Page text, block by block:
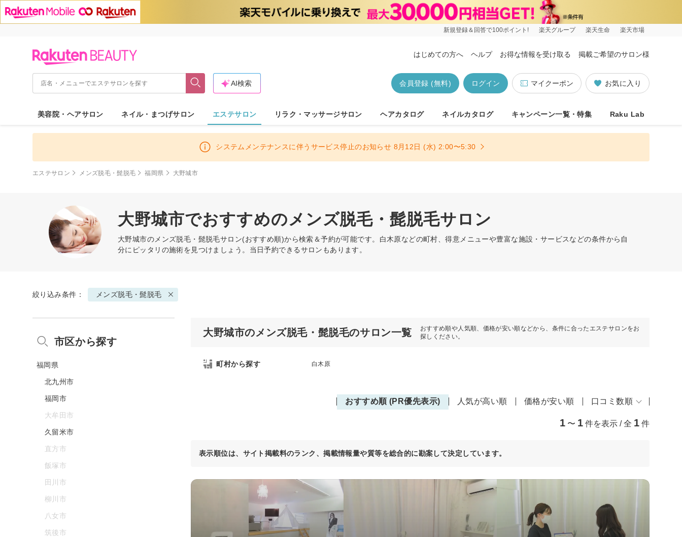
新規登録＆回答で100ポイント! 楽天グループ 楽天生命 楽天市場
はじめての方へ ヘルプ お得な情報を受け取る 掲載ご希望のサロン様
お気に入り
マイクーポン
ログイン
会員登録 (無料)
AI検索
美容院・ヘアサロン ネイル・まつげサロン エステサロン リラク・マッサージサロン ヘアカタログ ネイルカタログ キャンペーン一覧・特集 Raku Lab
システムメンテナンスに伴うサービス停止のお知らせ 8月12日 (水) 2:00〜5:30
エステサロン メンズ脱毛・髭脱毛 福岡県 大野城市
大野城市でおすすめのメンズ脱毛・髭脱毛サロン
大野城市の メンズ脱毛・髭脱毛サロン(おすすめ順)から検索＆予約が可能です。白木原などの町村、得意メニューや豊富な施設・サービスなどの条件から自
分にピッタリの施術を見つけましょう。当日予約できるサロンもあります。
絞り込み条件： メンズ脱毛・髭脱毛
大野城市のメンズ脱毛・髭脱毛のサロン一覧
おすすめ順や人気順、価格が安い順などから、条件に合ったエステサロンをお
探しください。
町村から探す 白木原
おすすめ順 (PR優先表示) 人気が高い順 価格が安い順 口コミ数順
1 〜 1 件を表示 / 全 1 件
表示順位は、サイト掲載料のランク、掲載情報量や質等を総合的に勘案して決定しています。
市区から探す
福岡県
北九州市
福岡市
大牟田市
久留米市
直方市
飯塚市
田川市
柳川市
八女市
筑後市